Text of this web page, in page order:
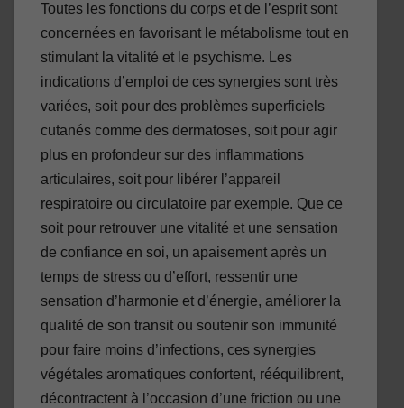
Toutes les fonctions du corps et de l’esprit sont
concernées en favorisant le métabolisme tout en
stimulant la vitalité et le psychisme. Les
indications d’emploi de ces synergies sont très
variées, soit pour des problèmes superficiels
cutanés comme des dermatoses, soit pour agir
plus en profondeur sur des inflammations
articulaires, soit pour libérer l’appareil
respiratoire ou circulatoire par exemple. Que ce
soit pour retrouver une vitalité et une sensation
de confiance en soi, un apaisement après un
temps de stress ou d’effort, ressentir une
sensation d’harmonie et d’énergie, améliorer la
qualité de son transit ou soutenir son immunité
pour faire moins d’infections, ces synergies
végétales aromatiques confortent, rééquilibrent,
décontractent à l’occasion d’une friction ou une